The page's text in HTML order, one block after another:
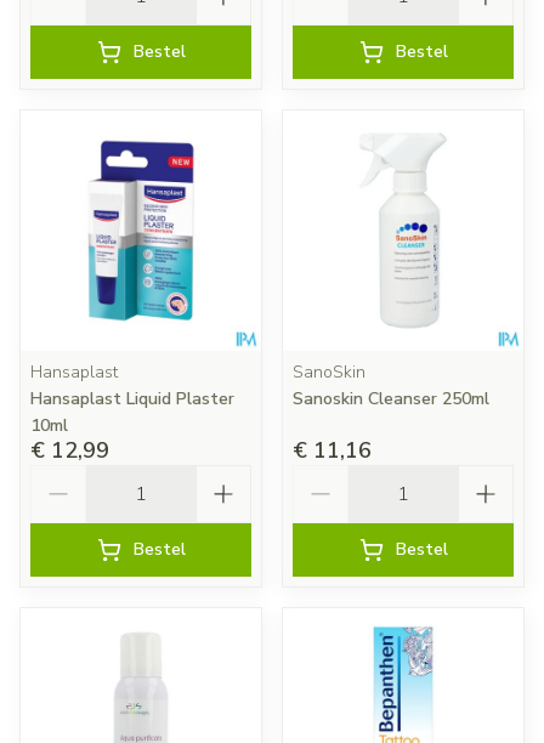
Bestel Bestel
Hansaplast
Hansaplast Liquid Plaster
10ml
€ 12,99
Bestel
SanoSkin
Sanoskin Cleanser 250ml
€ 11,16
Bestel